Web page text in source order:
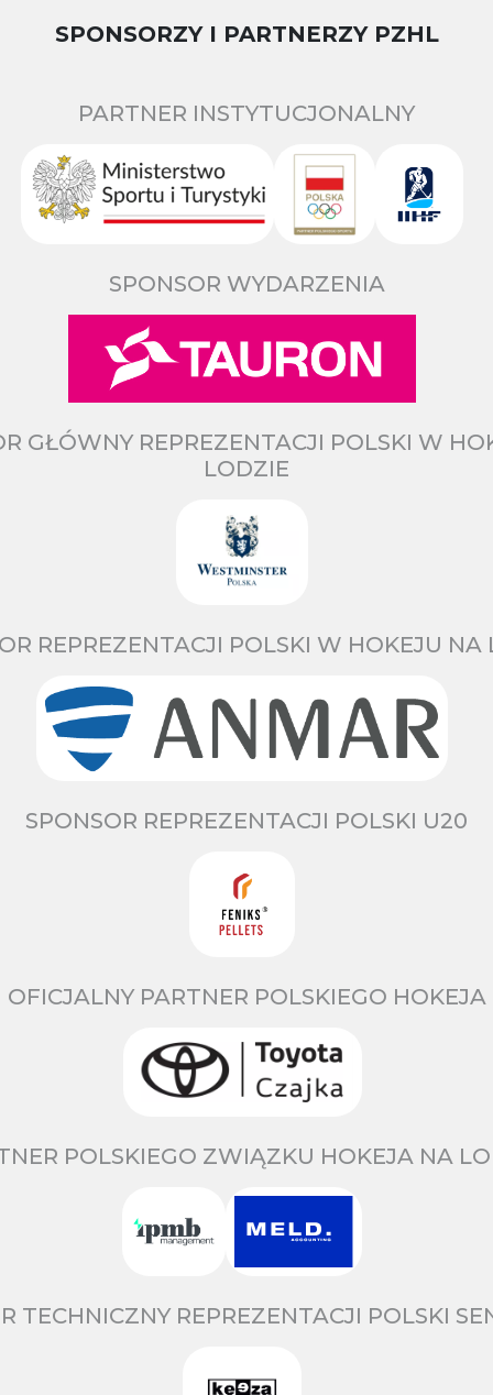
SPONSORZY I PARTNERZY PZHL
PARTNER INSTYTUCJONALNY
SPONSOR WYDARZENIA
GŁÓWNY REPREZENTACJI POLSKI W
LODZIE
REPREZENTACJI POLSKI W HOKEJU NA
SPONSOR REPREZENTACJI POLSKI U20
OFICJALNY PARTNER POLSKIEGO HOKEJA
POLSKIEGO ZWIĄZKU HOKEJA NA
TECHNICZNY REPREZENTACJI POLSKI